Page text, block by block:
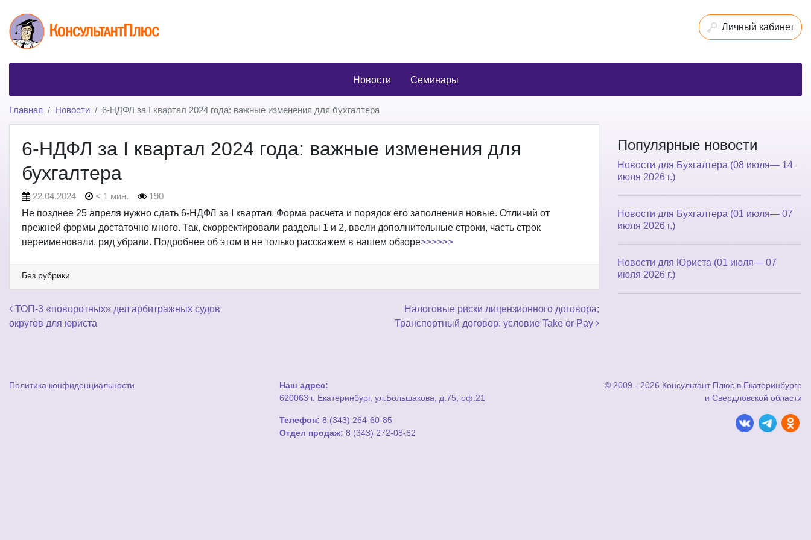
Личный кабинет
Новости Семинары
Главная Новости 6-НДФЛ за I квартал 2024 года: важные изменения для бухгалтера
6-НДФЛ за I квартал 2024 года: важные изменения для
бухгалтера
22.04.2024 < 1 мин.
190
Не позднее 25 апреля нужно сдать 6-НДФЛ за I квартал. Форма расчета и порядок его заполнения новые. Отличий от
прежней формы достаточно много. Так, скорректировали разделы 1 и 2, ввели дополнительные строки, часть строк
переименовали, ряд убрали. Подробнее об этом и не только расскажем в нашем обзоре>>>>>>
Без рубрики
Навигация по записям
ТОП-3 «поворотных» дел арбитражных судов
округов для юриста
Налоговые риски лицензионного договора;
Транспортный договор: условие Take or Pay
Популярные новости
Новости для Бухгалтера (08 июля— 14
июля 2026 г.)
Новости для Бухгалтера (01 июля— 07
июля 2026 г.)
Новости для Юриста (01 июля— 07
июля 2026 г.)
Политика конфиденциальности
Наш адрес:
620063 г. Екатеринбург, ул.Большакова, д.75, оф.21
Телефон: 8 (343) 264-60-85
Отдел продаж: 8 (343) 272-08-62
© 2009 - 2026 Консультант Плюс в Екатеринбурге
и Свердловской области